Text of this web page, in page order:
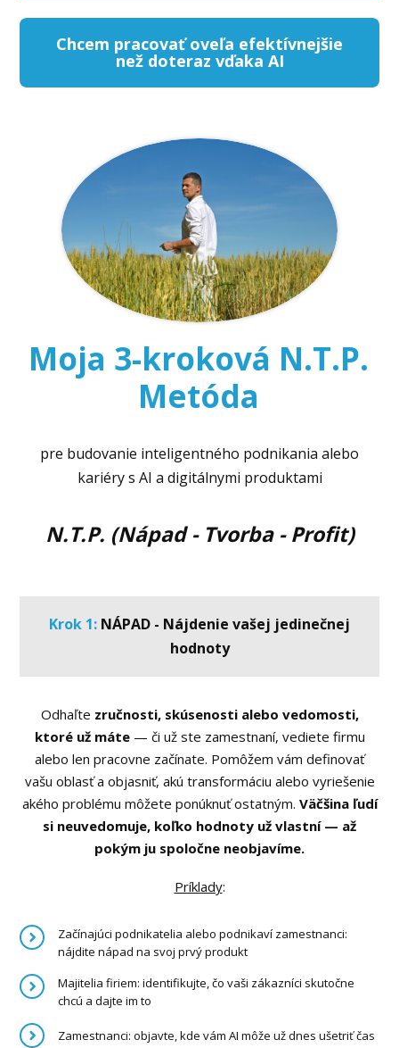
Chcem pracovať oveľa efektívnejšie
než doteraz vďaka AI
Moja 3-kroková N.T.P.
Metóda
pre budovanie inteligentného podnikania alebo
kariéry s AI a digitálnymi produktami
N.T.P. (Nápad - Tvorba - Profit)
Krok 1: NÁPAD - Nájdenie vašej jedinečnej
hodnoty
Odhaľte zručnosti, skúsenosti alebo vedomosti,
ktoré už máte— či už ste zamestnaní, vediete firmu
alebo len pracovne začínate. Pomôžem vám definovať
vašu oblasť a objasniť, akú transformáciu alebo vyriešenie
akého problému môžete ponúknuť ostatným. Väčšina ľudí
si neuvedomuje, koľko hodnoty už vlastní — až
pokým ju spoločne neobjavíme.
Príklady:
Začínajúci podnikatelia alebo podnikaví zamestnanci:
nájdite nápad na svoj prvý produkt
Majitelia firiem: identifikujte, čo vaši zákazníci skutočne
chcú a dajte im to
Zamestnanci: objavte, kde vám AI môže už dnes ušetriť čas